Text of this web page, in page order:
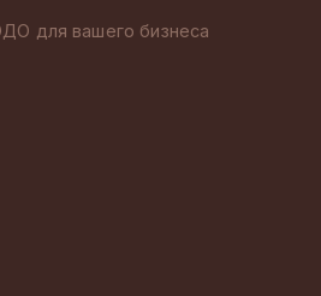
для вашего бизнеса